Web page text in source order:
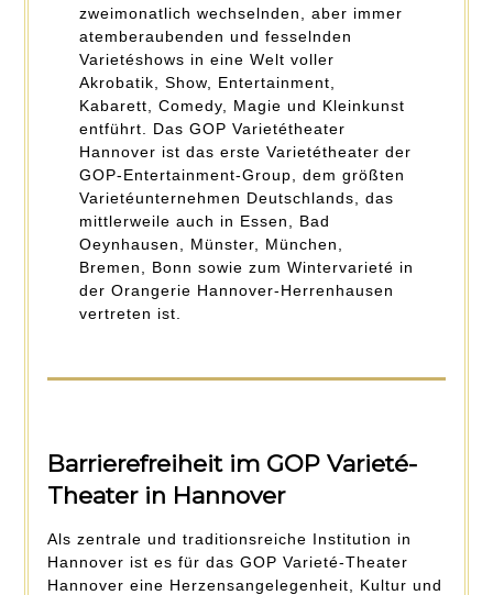
zweimonatlich wechselnden, aber immer
atemberaubenden und fesselnden
Varietéshows in eine Welt voller
Akrobatik, Show, Entertainment,
Kabarett, Comedy, Magie und Kleinkunst
entführt. Das GOP Varietétheater
Hannover ist das erste Varietétheater der
GOP-Entertainment-Group, dem größten
Varietéunternehmen Deutschlands, das
mittlerweile auch in Essen, Bad
Oeynhausen, Münster, München,
Bremen, Bonn sowie zum Wintervarieté in
der Orangerie Hannover-Herrenhausen
vertreten ist.
Barrierefreiheit im GOP Varieté-
Theater in Hannover
Als zentrale und traditionsreiche Institution in
Hannover ist es für das GOP Varieté-Theater
Hannover eine Herzensangelegenheit, Kultur und